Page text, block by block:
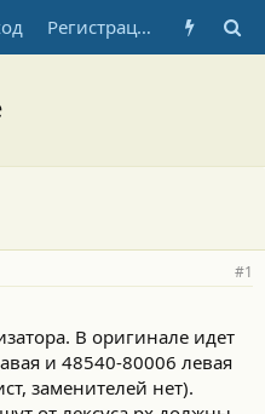
Регистрация
#1
В оригинале идет
и 48540-80006 левая
заменителей нет).